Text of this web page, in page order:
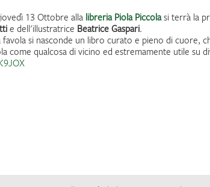
13 Ottobre alla libreria Piola Piccolasi terrà la
e dell'illustratrice Beatrice Gaspari.
si nasconde un libro curato e pieno di cuore,
come qualcosa di vicino ed estremamente utile su